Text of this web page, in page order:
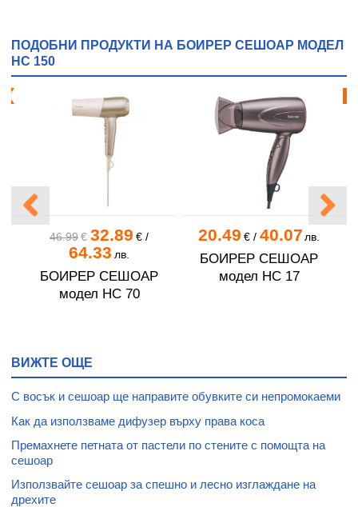
ПОДОБНИ ПРОДУКТИ НА БОИРЕР СЕШОАР МОДЕЛ
HC 150
46.99€ 32.89 €/
64.33 лв.
БОИРЕР СЕШОАР
модел HC 70
20.49 €/ 40.07 лв.
БОИРЕР СЕШОАР
модел HC 17
ВИЖТЕ ОЩЕ
С восък и сешоар ще направите обувките си непромокаеми
Как да използваме дифузер върху права коса
Премахнете петната от пастели по стените с помощта на
сешоар
Използвайте сешоар за спешно и лесно изглаждане на
дрехите